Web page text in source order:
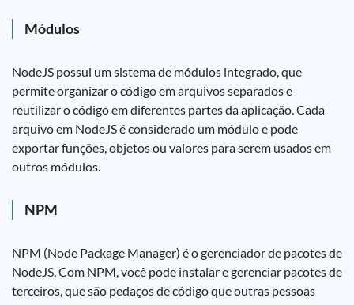
Módulos
NodeJS possui um sistema de módulos integrado, que
permite organizar o código em arquivos separados e
reutilizar o código em diferentes partes da aplicação. Cada
arquivo em NodeJS é considerado um módulo e pode
exportar funções, objetos ou valores para serem usados em
outros módulos.
NPM
NPM (Node Package Manager) é o gerenciador de pacotes de
NodeJS. Com NPM, você pode instalar e gerenciar pacotes de
terceiros, que são pedaços de código que outras pessoas